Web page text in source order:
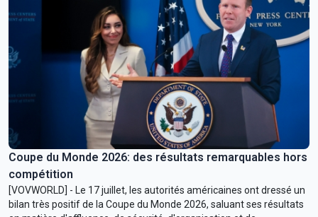
Coupe du Monde 2026: des résultats remarquables hors
compétition
[VOVWORLD] - Le 17 juillet, les autorités américaines ont dressé un
bilan très positif de la Coupe du Monde 2026, saluant ses résultats